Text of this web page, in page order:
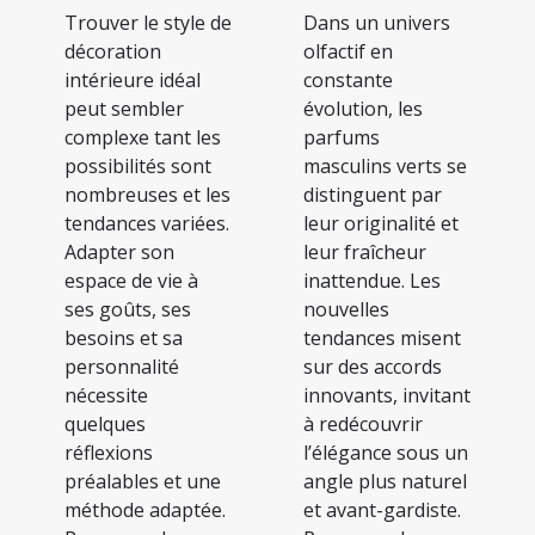
Trouver le style de
décoration
intérieure idéal
peut sembler
complexe tant les
possibilités sont
nombreuses et les
tendances variées.
Adapter son
espace de vie à
ses goûts, ses
besoins et sa
personnalité
nécessite
quelques
réflexions
préalables et une
méthode adaptée.
Dans un univers
olfactif en
constante
évolution, les
parfums
masculins verts se
distinguent par
leur originalité et
leur fraîcheur
inattendue. Les
nouvelles
tendances misent
sur des accords
innovants, invitant
à redécouvrir
l’élégance sous un
angle plus naturel
et avant-gardiste.